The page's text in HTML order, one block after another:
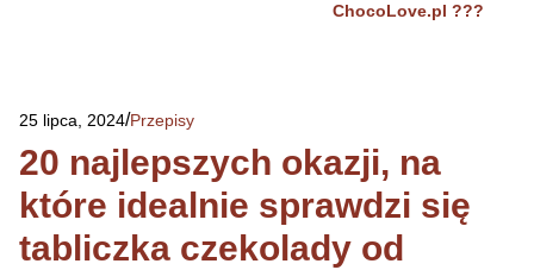
ChocoLove.pl ???
25 lipca, 2024/Przepisy
20 najlepszych okazji, na
które idealnie sprawdzi się
tabliczka czekolady od